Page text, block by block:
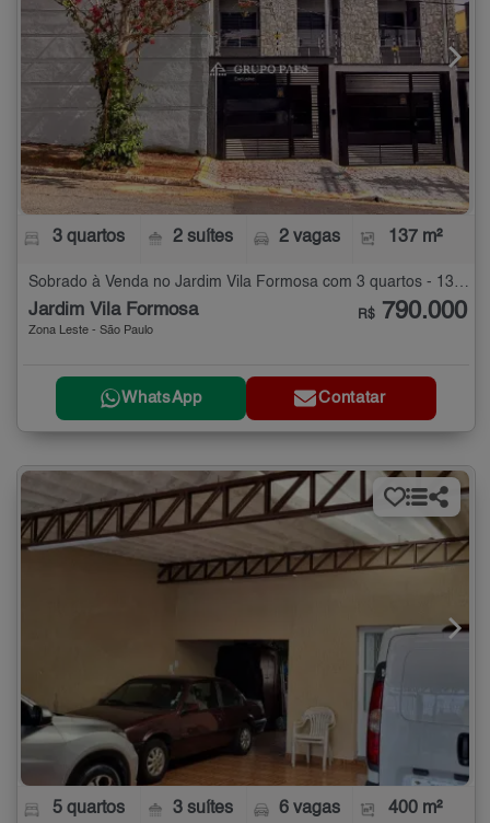
3 quartos 2 suítes 2 vagas 137 m²
Jardim Vila Formosa
Zona Leste - São Paulo
R$ 790.000
WhatsApp Contatar
5 quartos 3 suítes 6 vagas 400 m²